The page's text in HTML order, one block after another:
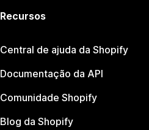
Recursos
Central de ajuda da Shopify
Documentação da API
Comunidade Shopify
Blog da Shopify